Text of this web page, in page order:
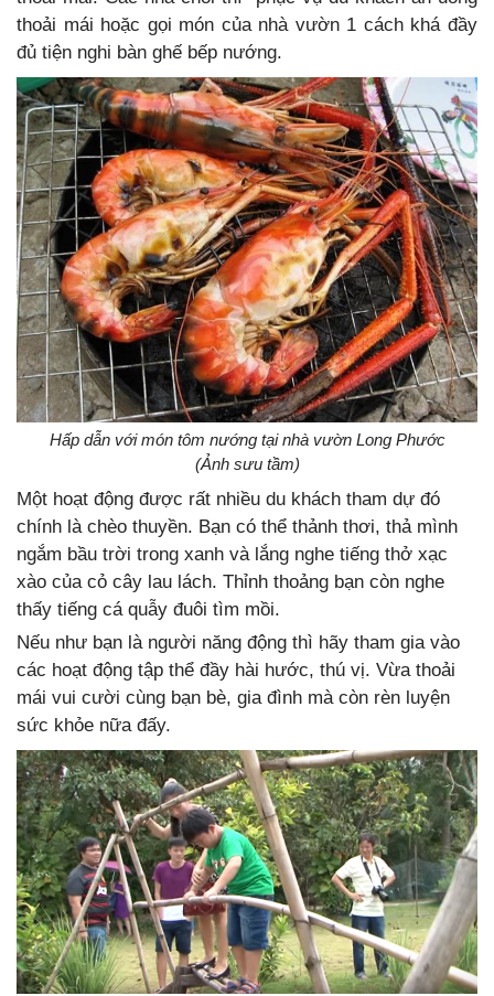
thoải mái hoặc gọi món của nhà vườn 1 cách khá đầy
đủ tiện nghi bàn ghế bếp nướng.
Hấp dẫn với món tôm nướng tại nhà vườn Long Phước
(Ảnh sưu tầm)
Một hoạt động được rất nhiều du khách tham dự đó
chính là chèo thuyền. Bạn có thể thảnh thơi, thả mình
ngắm bầu trời trong xanh và lắng nghe tiếng thở xạc
xào của cỏ cây lau lách. Thỉnh thoảng bạn còn nghe
thấy tiếng cá quẫy đuôi tìm mồi.
Nếu như bạn là người năng động thì hãy tham gia vào
các hoạt động tập thể đầy hài hước, thú vị. Vừa thoải
mái vui cười cùng bạn bè, gia đình mà còn rèn luyện
sức khỏe nữa đấy.